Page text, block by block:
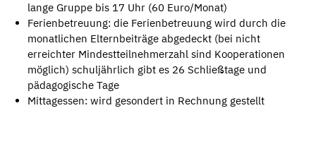
lange Gruppe bis 17 Uhr (60 Euro/Monat)
Ferienbetreuung: die Ferienbetreuung wird durch die
monatlichen Elternbeiträge abgedeckt (bei nicht
erreichter Mindestteilnehmerzahl sind Kooperationen
möglich) schuljährlich gibt es 26 Schließtage und
pädagogische Tage
Mittagessen: wird gesondert in Rechnung gestellt